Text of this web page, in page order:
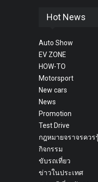
Hot News
Auto Show
EV ZONE
HOW-TO
Motorsport
New cars
News
Promotion
Test Drive
กฎหมายจราจรควร
กิจกรรม
ขับรถเที่ยว
ข่าวในประเทศ